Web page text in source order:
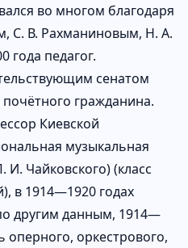
во многом благодаря
С. В. Рахманиновым, Н. А.
года педагог.
сенатом
гражданина.
Киевской
музыкальная
Чайковского) (класс
в 1914—1920 годах
другим данным, 1914—
оперного, оркестрового,